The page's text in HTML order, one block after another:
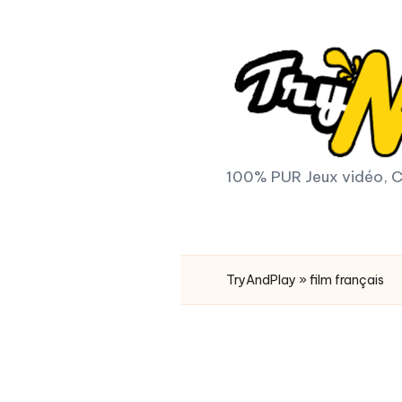
T
y
A
100% PUR Jeux vidéo,
TryAndPlay » film français